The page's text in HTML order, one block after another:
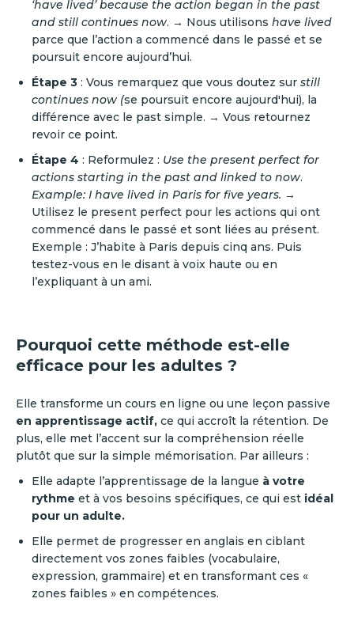
‘have lived’ because the action began in the past
and still continues now. → Nous utilisons have lived
parce que l’action a commencé dans le passé et se
poursuit encore aujourd’hui.
Étape 3 : Vous remarquez que vous doutez sur still
continues now (se poursuit encore aujourd'hui), la
différence avec le past simple. → Vous retournez
revoir ce point.
Étape 4 : Reformulez : Use the present perfect for
actions starting in the past and linked to now.
Example: I have lived in Paris for five years. →
Utilisez le present perfect pour les actions qui ont
commencé dans le passé et sont liées au présent.
Exemple : J’habite à Paris depuis cinq ans. Puis
testez-vous en le disant à voix haute ou en
l’expliquant à un ami.
Pourquoi cette méthode est-elle
efficace pour les adultes ?
Elle transforme un cours en ligne ou une leçon passive
en apprentissage actif, ce qui accroît la rétention. De
plus, elle met l’accent sur la compréhension réelle
plutôt que sur la simple mémorisation. Par ailleurs :
Elle adapte l’apprentissage de la langue à votre
rythme et à vos besoins spécifiques, ce qui est idéal
pour un adulte.
Elle permet de progresser en anglais en ciblant
directement vos zones faibles (vocabulaire,
expression, grammaire) et en transformant ces «
zones faibles » en compétences.